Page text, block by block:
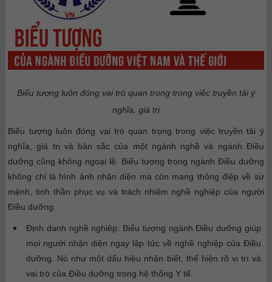
Biểu tượng luôn đóng vai trò quan trọng trong việc truyền tải ý
nghĩa, giá trị
Biểu tượng luôn đóng vai trò quan trọng trong việc truyền tải ý
nghĩa, giá trị và bản sắc của một ngành nghề và ngành Điều
dưỡng cũng không ngoại lệ. Biểu tượng trong ngành Điều dưỡng
không chỉ là hình ảnh nhận diện mà còn mang thông điệp về sứ
mệnh, tinh thần phục vụ và trách nhiệm nghề nghiệp của người
Điều dưỡng.
Định danh nghề nghiệp: Biểu tượng ngành Điều dưỡng giúp
mọi người nhận diện ngay lập tức về nghề nghiệp của Điều
dưỡng. Nó như một dấu hiệu nhận biết, thể hiện rõ vị trí và
vai trò của Điều dưỡng trong hệ thống Y tế.